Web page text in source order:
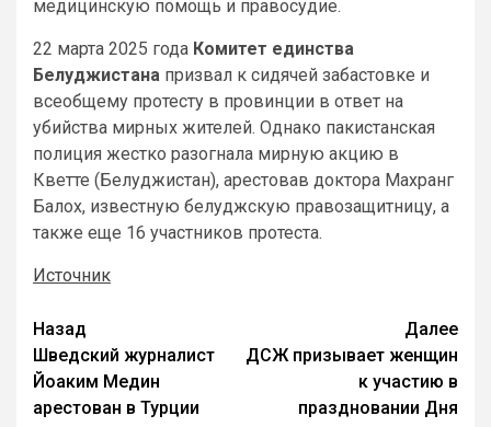
медицинскую помощь и правосудие.
22 марта 2025 года Комитет единства
Белуджистана призвал к сидячей забастовке и
всеобщему протесту в провинции в ответ на
убийства мирных жителей. Однако пакистанская
полиция жестко разогнала мирную акцию в
Кветте (Белуджистан), арестовав доктора Махранг
Балох, известную белуджскую правозащитницу, а
также еще 16 участников протеста.
Источник
Назад
Шведский журналист
Йоаким Медин
арестован в Турции
Далее
ДСЖ призывает женщин
к участию в
праздновании Дня